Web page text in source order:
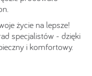
życie na lepsze!
specjalistów - dzięki
i komfortowy.